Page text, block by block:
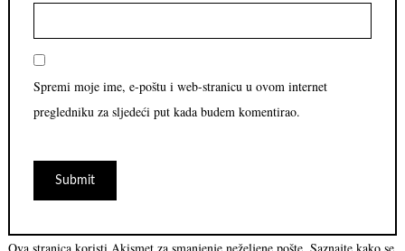
Spremi moje ime, e-poštu i web-stranicu u ovom internet
pregledniku za sljedeći put kada budem komentirao.